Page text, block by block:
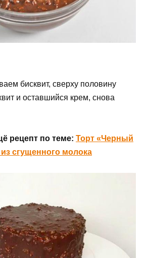
бисквит, сверху половину
и оставшийся крем, снова
рецепт по теме: Торт «Черный
сгущенного молока